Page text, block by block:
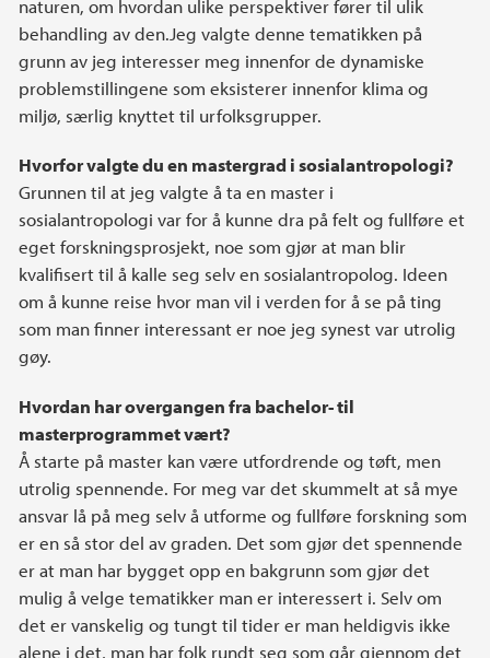
naturen, om hvordan ulike perspektiver fører til ulik
behandling av den.Jeg valgte denne tematikken på
grunn av jeg interesser meg innenfor de dynamiske
problemstillingene som eksisterer innenfor klima og
miljø, særlig knyttet til urfolksgrupper.
Hvorfor valgte du en mastergrad i sosialantropologi?
Grunnen til at jeg valgte å ta en master i
sosialantropologi var for å kunne dra på felt og fullføre et
eget forskningsprosjekt, noe som gjør at man blir
kvalifisert til å kalle seg selv en sosialantropolog. Ideen
om å kunne reise hvor man vil i verden for å se på ting
som man finner interessant er noe jeg synest var utrolig
gøy.
Hvordan har overgangen fra bachelor- til
masterprogrammet vært?
Å starte på master kan være utfordrende og tøft, men
utrolig spennende. For meg var det skummelt at så mye
ansvar lå på meg selv å utforme og fullføre forskning som
er en så stor del av graden. Det som gjør det spennende
er at man har bygget opp en bakgrunn som gjør det
mulig å velge tematikker man er interessert i. Selv om
det er vanskelig og tungt til tider er man heldigvis ikke
alene i det, man har folk rundt seg som går gjennom det